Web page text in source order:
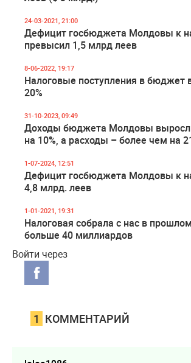
24-03-2021, 21:00
Дефицит госбюджета Молдовы к
превысил 1,5 млрд леев
8-06-2022, 19:17
Налоговые поступления в бюджет
20%
31-10-2023, 09:49
Доходы бюджета Молдовы
на 10%, а расходы – более чем на
1-07-2024, 12:51
Дефицит госбюджета Молдовы к
4,8 млрд. леев
1-01-2021, 19:31
Налоговая собрала с нас в
больше 40 миллиардов
Войти через
1 КОММЕНТАРИЙ